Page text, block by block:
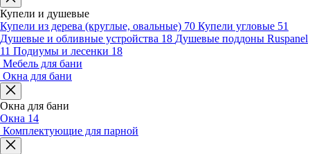
Купели и душевые
Купели из дерева (круглые, овальные) 70 Купели угловые 51
Душевые и обливные устройства 18 Душевые поддоны Ruspanel
11 Подиумы и лесенки 18
Мебель для бани
Окна для бани
Окна для бани
Окна 14
Комплектующие для парной